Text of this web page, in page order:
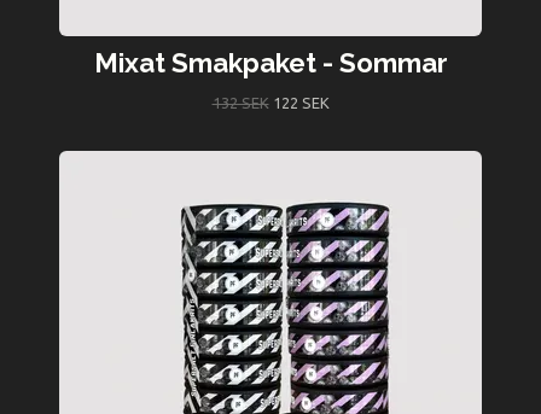
Mixat Smakpaket - Sommar
132 SEK 122 SEK